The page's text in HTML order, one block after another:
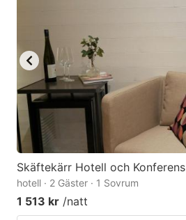
Skäftekärr Hotell och Konferens
hotell · 2 Gäster · 1 Sovrum
1 513 kr /natt